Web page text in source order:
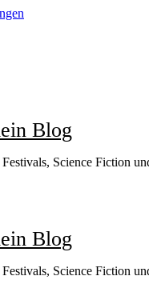
Blog
Science Fiction
Blog
Science Fiction